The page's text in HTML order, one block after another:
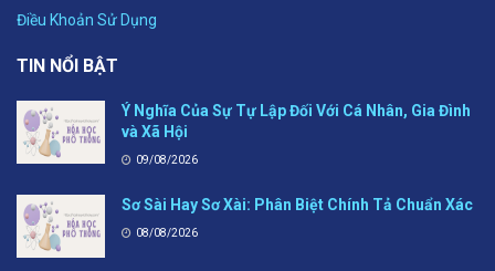
Điều Khoản Sử Dụng
TIN NỔI BẬT
Ý Nghĩa Của Sự Tự Lập Đối Với Cá Nhân, Gia Đình
và Xã Hội
09/08/2026
Sơ Sài Hay Sơ Xài: Phân Biệt Chính Tả Chuẩn Xác
08/08/2026